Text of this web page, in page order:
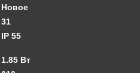
Новое
31
IP 55
1.85 Вт